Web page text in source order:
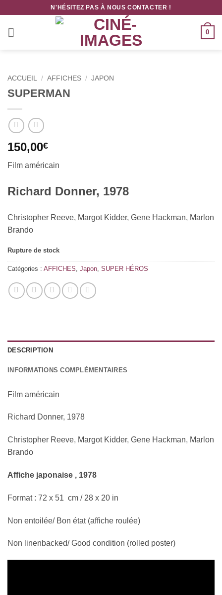
contenu
N'HÉSITEZ PAS À NOUS CONTACTER !
0
ACCUEIL / AFFICHES / JAPON
SUPERMAN
150,00€
Film américain
Richard Donner, 1978
Christopher Reeve, Margot Kidder, Gene Hackman, Marlon
Brando
Rupture de stock
Catégories : AFFICHES Japon SUPER HÉROS
DESCRIPTION
INFORMATIONS COMPLÉMENTAIRES
Film américain
Richard Donner, 1978
Christopher Reeve, Margot Kidder, Gene Hackman, Marlon
Brando
Affiche japonaise , 1978
Format : 72 x 51 cm / 28 x 20 in
Non entoilée/ Bon état (affiche roulée)
Non linenbacked/ Good condition (rolled poster)